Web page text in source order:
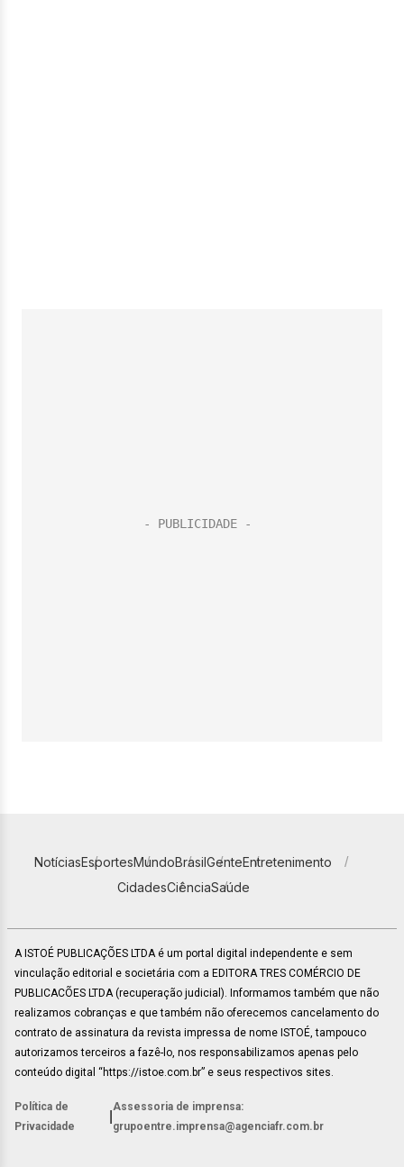
NotíciasEsportesMundoBrasilGenteEntretenimento
CidadesCiênciaSaúde
A ISTOÉ PUBLICAÇÕES LTDA é um portal digital independente e sem
vinculação editorial e societária com a EDITORA TRES COMÉRCIO DE
PUBLICACÕES LTDA (recuperação judicial). Informamos também que não
realizamos cobranças e que também não oferecemos cancelamento do
contrato de assinatura da revista impressa de nome ISTOÉ, tampouco
autorizamos terceiros a fazê-lo, nos responsabilizamos apenas pelo
conteúdo digital “https://istoe.com.br” e seus respectivos sites.
Política de
Privacidade
Assessoria de imprensa:
grupoentre.imprensa@agenciafr.com.br